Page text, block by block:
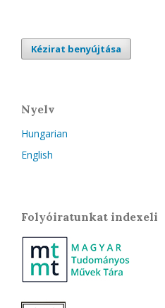
Kézirat benyújtása
Nyelv
Hungarian
English
Folyóiratunkat indexeli